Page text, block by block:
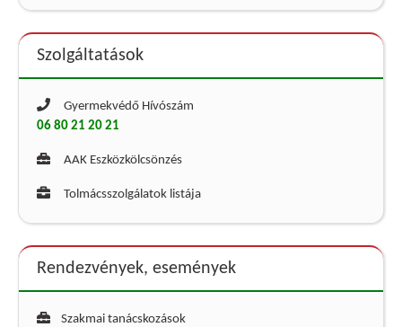
Szolgáltatások
Gyermekvédő Hívószám
06 80 21 20 21
AAK Eszközkölcsönzés
Tolmácsszolgálatok listája
Rendezvények, események
Szakmai tanácskozások